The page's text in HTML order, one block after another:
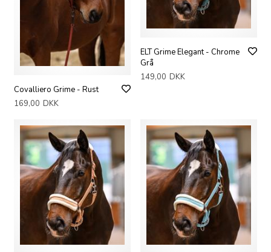
Covalliero Grime - Rust
169,00 DKK
ELT Grime Elegant - Chrome
Grå
149,00 DKK